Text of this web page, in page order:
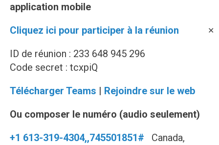
✕
application mobile
Cliquez ici pour participer à la réunion
ID de réunion : 233 648 945 296
Code secret : tcxpiQ
Télécharger Teams | Rejoindre sur le web
Ou composer le numéro (audio seulement)
+1 613-319-4304,,745501851# Canada,